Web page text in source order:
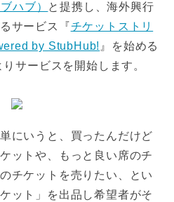
ハブ） と提携し、海外興行
サービス『チケットストリ
by StubHub! 』を始める
サービスを開始します。
にいうと、買ったんだけど
ットや、もっと良い席のチ
チケットを売りたい、とい
ット」を出品し希望者がそ